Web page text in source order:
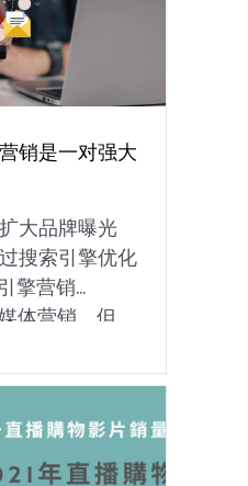
销是一对强大
大品牌曝光
搜索引擎优化
擎营销
体营销。但